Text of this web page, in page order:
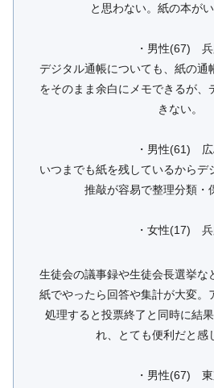
と思わない。紙の本がい
・男性(67)
デジタル通帳についても、紙の通
をそのまま余白にメモできるが、
きない。
・男性(61) 広
いつまでも紙を残しているからデ
推敲が容易で整理分類・
・女性(17)
生徒会の議事録や生徒会長選挙な
紙でやったら回答や集計が大変。
処理すると投票終了と同時に結
れ、とても便利だと感
・男性(67)